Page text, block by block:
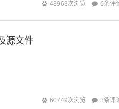
43963次浏览 6条评
源文件
60749次浏览 3条评